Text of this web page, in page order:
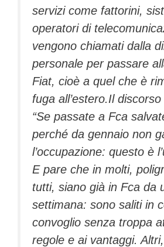
servizi come fattorini,
operatori di
vengono chiamati dalla
personale per passare
Fiat, cioè a quel che è
fuga all’estero.Il
“Se passate a Fca
perché da gennaio non
l’occupazione: questo è
E pare che in molti,
tutti, siano già in Fca da
settimana: sono saliti in
convoglio senza troppa
regole e ai vantaggi.